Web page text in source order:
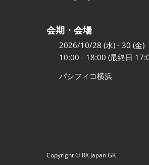
会期・会場
2026/10/28 (水) - 30 (金)
10:00 - 18:00 (最終日
パシフィコ横浜
Copyright © RX Japan GK